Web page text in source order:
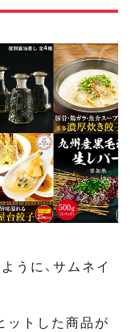
うに、サムネイ
ットした商品が